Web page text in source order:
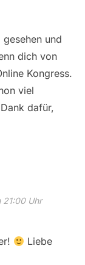
und
dich von
Kongress.
viel
dafür,
21:00 Uhr
Liebe